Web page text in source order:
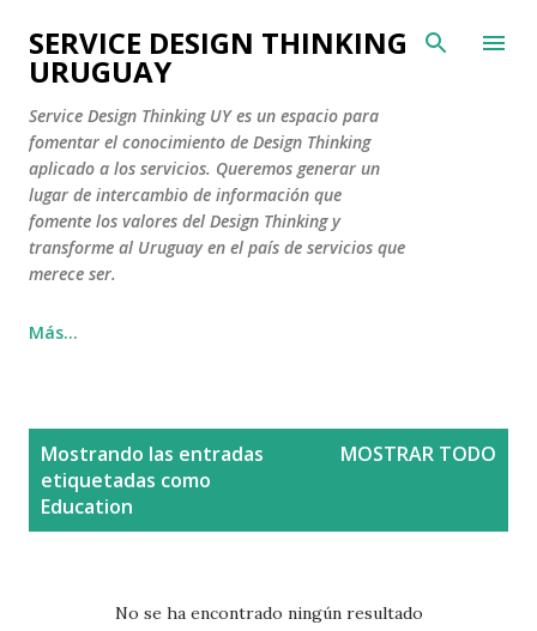
Ir al contenido principal
SERVICE DESIGN THINKING
URUGUAY
Service Design Thinking UY es un espacio para
fomentar el conocimiento de Design Thinking
aplicado a los servicios. Queremos generar un
lugar de intercambio de información que
fomente los valores del Design Thinking y
transforme al Uruguay en el país de servicios que
merece ser.
Más…
Mostrando las entradas
etiquetadas como
Education
MOSTRAR TODO
No se ha encontrado ningún resultado